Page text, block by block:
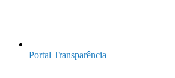
Portal Transparência